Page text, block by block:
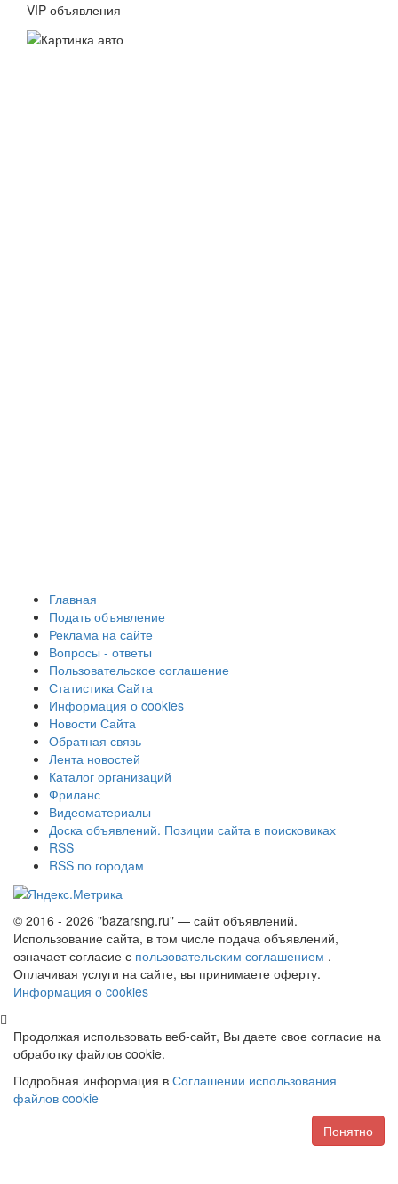
VIP объявления
Главная
Подать объявление
Реклама на сайте
Вопросы - ответы
Пользовательское соглашение
Статистика Сайта
Информация о cookies
Новости Сайта
Обратная связь
Лента новостей
Каталог организаций
Фриланс
Видеоматериалы
Доска объявлений. Позиции сайта в поисковиках
RSS
RSS по городам
© 2016 - 2026 "bazarsng.ru" — сайт объявлений.
Использование сайта, в том числе подача объявлений,
означает согласие с пользовательским соглашением .
Оплачивая услуги на сайте, вы принимаете оферту.
Информация о cookies
Продолжая использовать веб-сайт, Вы даете свое согласие на
обработку файлов cookie.
Подробная информация в Соглашении использования
файлов cookie
Понятно